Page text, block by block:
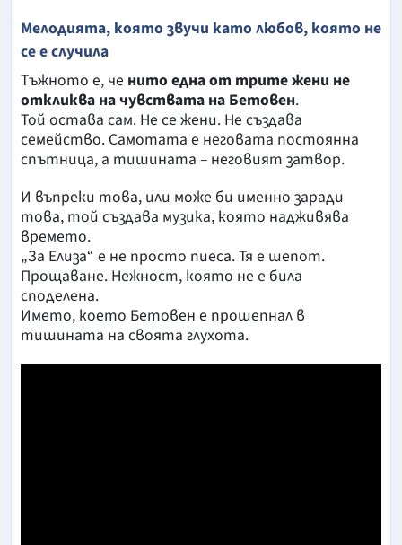
Мелодията, която звучи като любов, която не
се е случила
Тъжното е, че нито една от трите жени не
откликва на чувствата на Бетовен.
Той остава сам. Не се жени. Не създава
семейство. Самотата е неговата постоянна
спътница, а тишината – неговият затвор.
И въпреки това, или може би именно заради
това, той създава музика, която надживява
времето.
„За Елиза“ е не просто пиеса. Тя е шепот.
Прощаване. Нежност, която не е била
споделена.
Името, което Бетовен е прошепнал в
тишината на своята глухота.